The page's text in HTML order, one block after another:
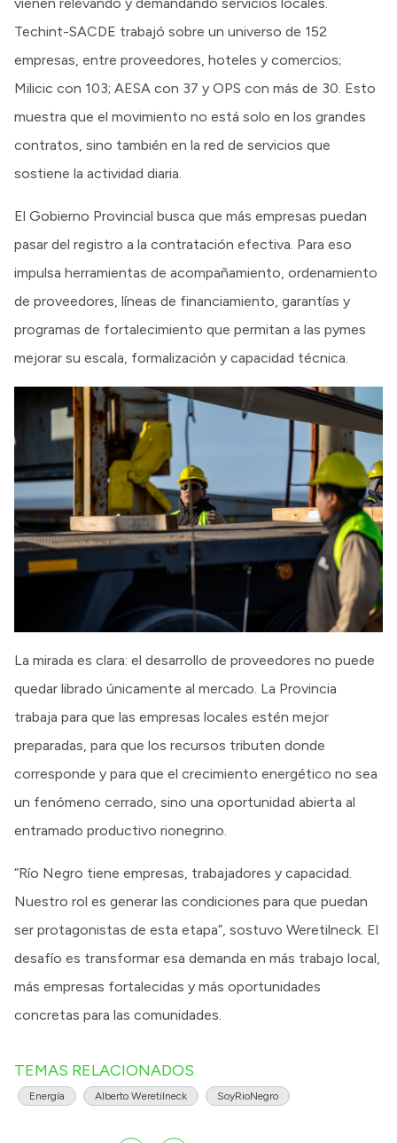
Techint-SACDE trabajó sobre un universo de 152
empresas, entre proveedores, hoteles y comercios;
Milicic con 103; AESA con 37 y OPS con más de 30. Esto
muestra que el movimiento no está solo en los grandes
contratos, sino también en la red de servicios que
sostiene la actividad diaria.
El Gobierno Provincial busca que más empresas puedan
pasar del registro a la contratación efectiva. Para eso
impulsa herramientas de acompañamiento, ordenamiento
de proveedores, líneas de financiamiento, garantías y
programas de fortalecimiento que permitan a las pymes
mejorar su escala, formalización y capacidad técnica.
La mirada es clara: el desarrollo de proveedores no puede
quedar librado únicamente al mercado. La Provincia
trabaja para que las empresas locales estén mejor
preparadas, para que los recursos tributen donde
corresponde y para que el crecimiento energético no sea
un fenómeno cerrado, sino una oportunidad abierta al
entramado productivo rionegrino.
“Río Negro tiene empresas, trabajadores y capacidad.
Nuestro rol es generar las condiciones para que puedan
ser protagonistas de esta etapa”, sostuvo Weretilneck. El
desafío es transformar esa demanda en más trabajo local,
más empresas fortalecidas y más oportunidades
concretas para las comunidades.
TEMAS RELACIONADOS
Energía Alberto Weretilneck SoyRioNegro